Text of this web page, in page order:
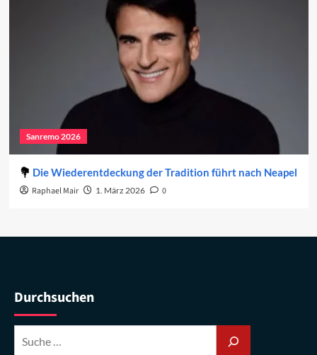
Sanremo 2026
Die Wiederentdeckung der Tradition führt nach Neapel
Raphael Mair 1. März 2026 0
Durchsuchen